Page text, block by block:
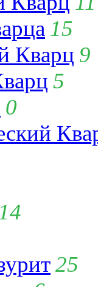
15
Кварц 9
5
0
14
25